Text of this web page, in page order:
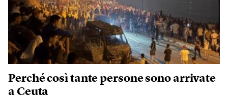
Perché così tante persone sono arrivate
a Ceuta